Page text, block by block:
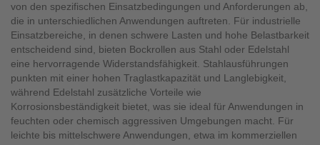
von den spezifischen Einsatzbedingungen und Anforderungen ab,
die in unterschiedlichen Anwendungen auftreten. Für industrielle
Einsatzbereiche, in denen schwere Lasten und hohe Belastbarkeit
entscheidend sind, bieten Bockrollen aus Stahl oder Edelstahl
eine hervorragende Widerstandsfähigkeit. Stahlausführungen
punkten mit einer hohen Traglastkapazität und Langlebigkeit,
während Edelstahl zusätzliche Vorteile wie
Korrosionsbeständigkeit bietet, was sie ideal für Anwendungen in
feuchten oder chemisch aggressiven Umgebungen macht. Für
leichte bis mittelschwere Anwendungen, etwa im kommerziellen